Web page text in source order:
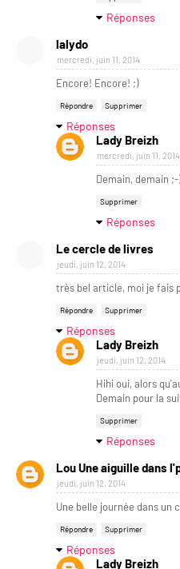
Réponses
lalydo
mercredi, juin 11, 2014
Encore! Encore! ;)
Répondre Supprimer
Réponses
Lady Breizh
mercredi, juin 11, 2014
Demain, demain ;-)
Supprimer
Réponses
Le cercle de livres
jeudi, juin 12, 2014
très bel article, moi je fais
Répondre Supprimer
Réponses
Lady Breizh
jeudi, juin 12, 2014
Hihi oui, alors
Demain pour la
Supprimer
Réponses
Lou Une aiguille dans
jeudi, juin 12, 2014
Une belle journée dans un
Répondre Supprimer
Réponses
Lady Breizh